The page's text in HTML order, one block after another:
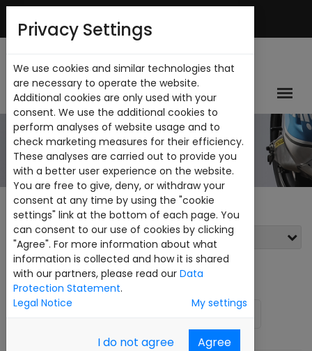
CATALOGO
Filtros
Ver: 24
Nombre (A - Z)
Privacy Settings
We use cookies and similar technologies that
are necessary to operate the website.
Additional cookies are only used with your
consent. We use the additional cookies to
perform analyses of website usage and to
check marketing measures for their efficiency.
These analyses are carried out to provide you
with a better user experience on the website.
You are free to give, deny, or withdraw your
consent at any time by using the "cookie
settings" link at the bottom of each page. You
can consent to our use of cookies by clicking
"Agree". For more information about what
information is collected and how it is shared
with our partners, please read our Data
Protection Statement.
Legal Notice
My settings
I do not agree Agree